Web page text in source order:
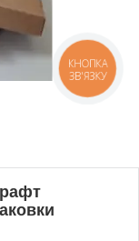
КНОПКА
ЗВ'ЯЗКУ